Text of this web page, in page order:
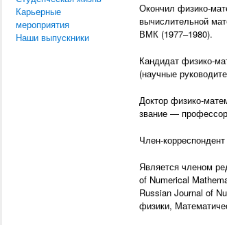
Карьерные
мероприятия
Наши выпускники
Окончил физико-
вычислительной
ВМК (1977–1980).
Кандидат физико-
(научные
Доктор физико-
звание —
Член-
Является членом
of Numerical
Russian Journal of
физики,